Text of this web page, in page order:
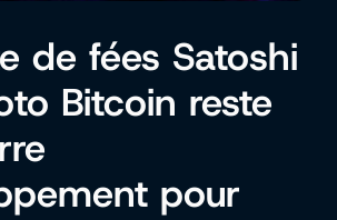
de fées Satoshi
Bitcoin reste
pour